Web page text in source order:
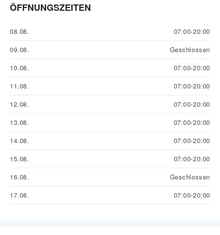
ÖFFNUNGSZEITEN
08.08.
07:00-20:00
09.08.
Geschlossen
10.08.
07:00-20:00
11.08.
07:00-20:00
12.08.
07:00-20:00
13.08.
07:00-20:00
14.08.
07:00-20:00
15.08.
07:00-20:00
16.08.
Geschlossen
17.08.
07:00-20:00